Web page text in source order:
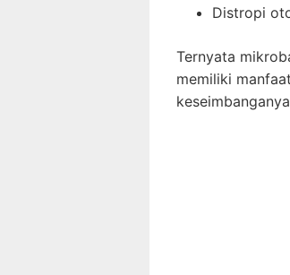
Distropi
Ternyata
memiliki